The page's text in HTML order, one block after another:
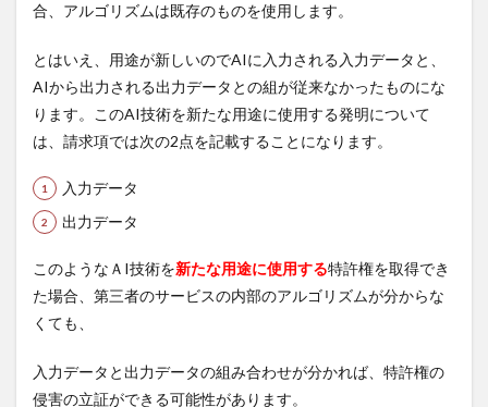
合、アルゴリズムは既存のものを使用します。
とはいえ、用途が新しいのでAIに入力される入力データと、
AIから出力される出力データとの組が従来なかったものにな
ります。このAI技術を新たな用途に使用する発明について
は、請求項では次の2点を記載することになります。
入力データ
出力データ
このようなＡI技術を新たな用途に使用する特許権を取得でき
た場合、第三者のサービスの内部のアルゴリズムが分からな
くても、
入力データと出力データの組み合わせが分かれば、特許権の
侵害の立証ができる可能性があります。